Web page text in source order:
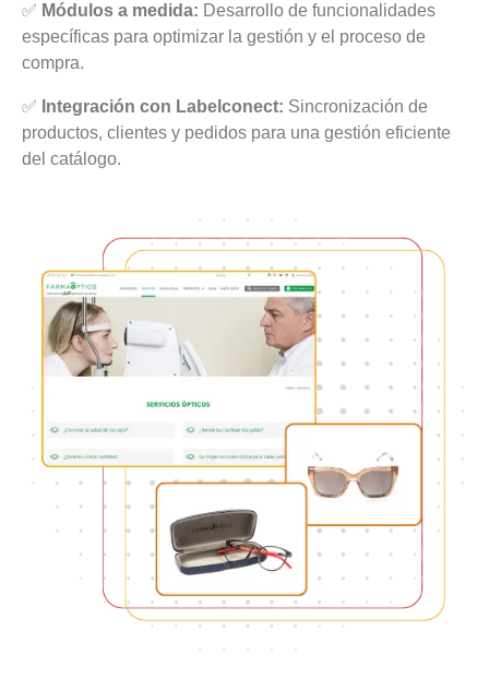
✅ Módulos a medida: Desarrollo de funcionalidades
específicas para optimizar la gestión y el proceso de
compra.
✅ Integración con Labelconect: Sincronización de
productos, clientes y pedidos para una gestión eficiente
del catálogo.